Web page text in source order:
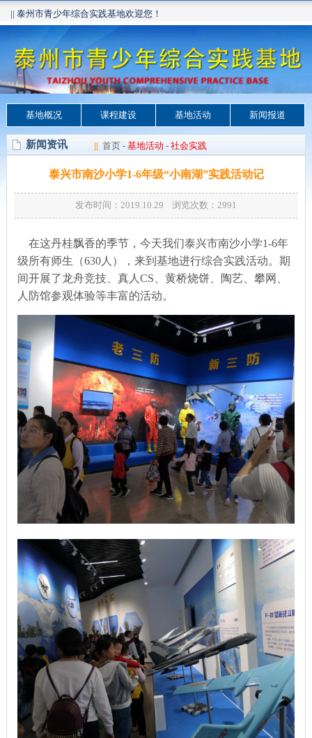
|| 泰州市青少年综合实践基地欢迎您！
基地概况 课程建设 基地活动 新闻报道
新闻资讯 || 首页 - 基地活动 - 社会实践
泰兴市南沙小学1-6年级“小南湖”实践活动记
发布时间：2019.10.29 浏览次数： 2991
在这丹桂飘香的季节，今天我们泰兴市南沙小学1-6年
级所有师生（630人），来到基地进行综合实践活动。期
间开展了龙舟竞技、真人CS、黄桥烧饼、陶艺、攀网、
人防馆参观体验等丰富的活动。